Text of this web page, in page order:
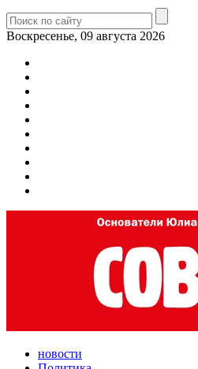
Воскресенье, 09 августа 2026
новости